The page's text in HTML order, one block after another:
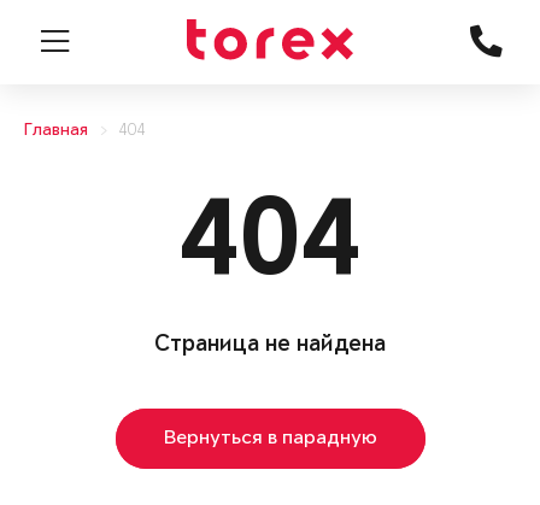
Главная 404
404
Страница не найдена
Вернуться в парадную